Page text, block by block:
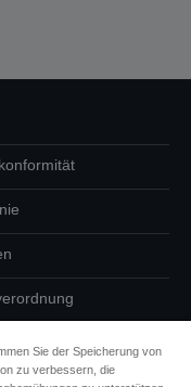
Sie der Speicherung von
zu verbessern, die